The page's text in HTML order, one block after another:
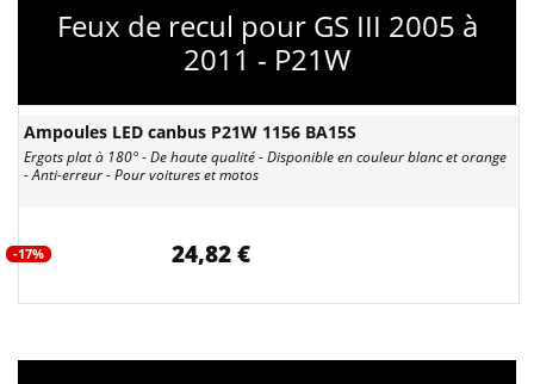
Feux de recul pour GS III 2005 à
2011 - P21W
Ampoules LED canbus P21W 1156 BA15S
Ergots plat à 180° - De haute qualité - Disponible en couleur blanc et orange
- Anti-erreur - Pour voitures et motos
-17% 24,82 €